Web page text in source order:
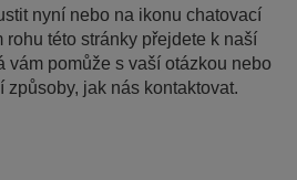
nyní nebo na ikonu chatovací
rohu této stránky přejdete k naší
vám pomůže s vaší otázkou nebo
jak nás kontaktovat.